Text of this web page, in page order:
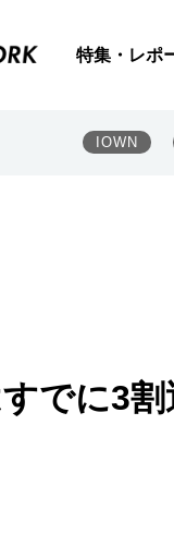
特集・レポ
IOWN
でに3